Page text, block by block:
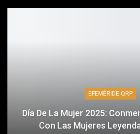
EFEMÉRIDE QRP
Día De La Mujer 2025:
Con Las Mujeres